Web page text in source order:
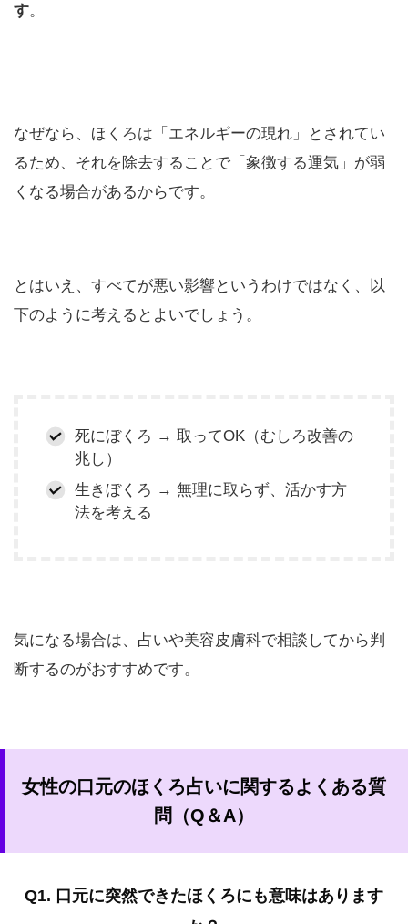
す。
なぜなら、ほくろは「エネルギーの現れ」とされてい
るため、それを除去することで「象徴する運気」が弱
くなる場合があるからです。
とはいえ、すべてが悪い影響というわけではなく、以
下のように考えるとよいでしょう。
死にぼくろ → 取ってOK（むしろ改善の
兆し）
生きぼくろ → 無理に取らず、活かす方
法を考える
気になる場合は、占いや美容皮膚科で相談してから判
断するのがおすすめです。
女性の口元のほくろ占いに関するよくある質
問（Q＆A）
Q1. 口元に突然できたほくろにも意味はあります